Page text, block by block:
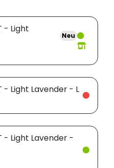
- Light
Neu
- Light Lavender - L
- Light Lavender -